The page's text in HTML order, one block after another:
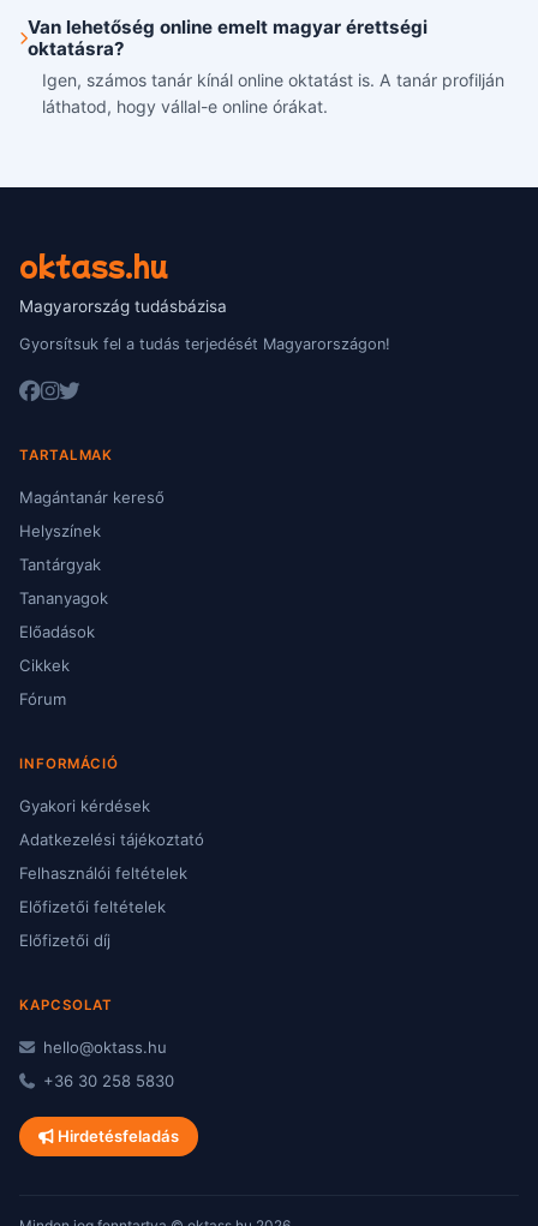
Van lehetőség online emelt magyar érettségi
oktatásra?
Igen, számos tanár kínál online oktatást is. A tanár profilján
láthatod, hogy vállal-e online órákat.
oktass.hu
Magyarország tudásbázisa
Gyorsítsuk fel a tudás terjedését Magyarországon!
TARTALMAK
Magántanár kereső
Helyszínek
Tantárgyak
Tananyagok
Előadások
Cikkek
Fórum
INFORMÁCIÓ
Gyakori kérdések
Adatkezelési tájékoztató
Felhasználói feltételek
Előfizetői feltételek
Előfizetői díj
KAPCSOLAT
hello@oktass.hu
+36 30 258 5830
Hirdetésfeladás